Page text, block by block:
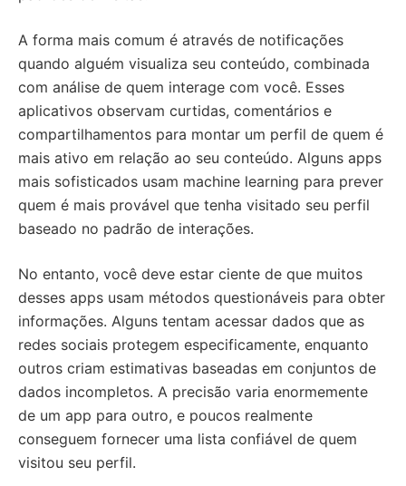
A forma mais comum é através de notificações
quando alguém visualiza seu conteúdo, combinada
com análise de quem interage com você. Esses
aplicativos observam curtidas, comentários e
compartilhamentos para montar um perfil de quem é
mais ativo em relação ao seu conteúdo. Alguns apps
mais sofisticados usam machine learning para prever
quem é mais provável que tenha visitado seu perfil
baseado no padrão de interações.
No entanto, você deve estar ciente de que muitos
desses apps usam métodos questionáveis para obter
informações. Alguns tentam acessar dados que as
redes sociais protegem especificamente, enquanto
outros criam estimativas baseadas em conjuntos de
dados incompletos. A precisão varia enormemente
de um app para outro, e poucos realmente
conseguem fornecer uma lista confiável de quem
visitou seu perfil.